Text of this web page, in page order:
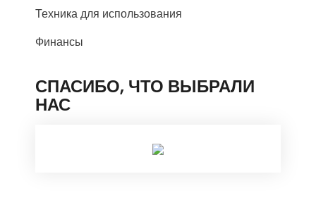
Техника для использования
Финансы
СПАСИБО, ЧТО ВЫБРАЛИ
НАС